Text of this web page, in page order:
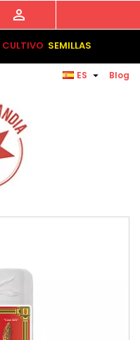
CULTIVO SEMILLAS
Blog
ES 
